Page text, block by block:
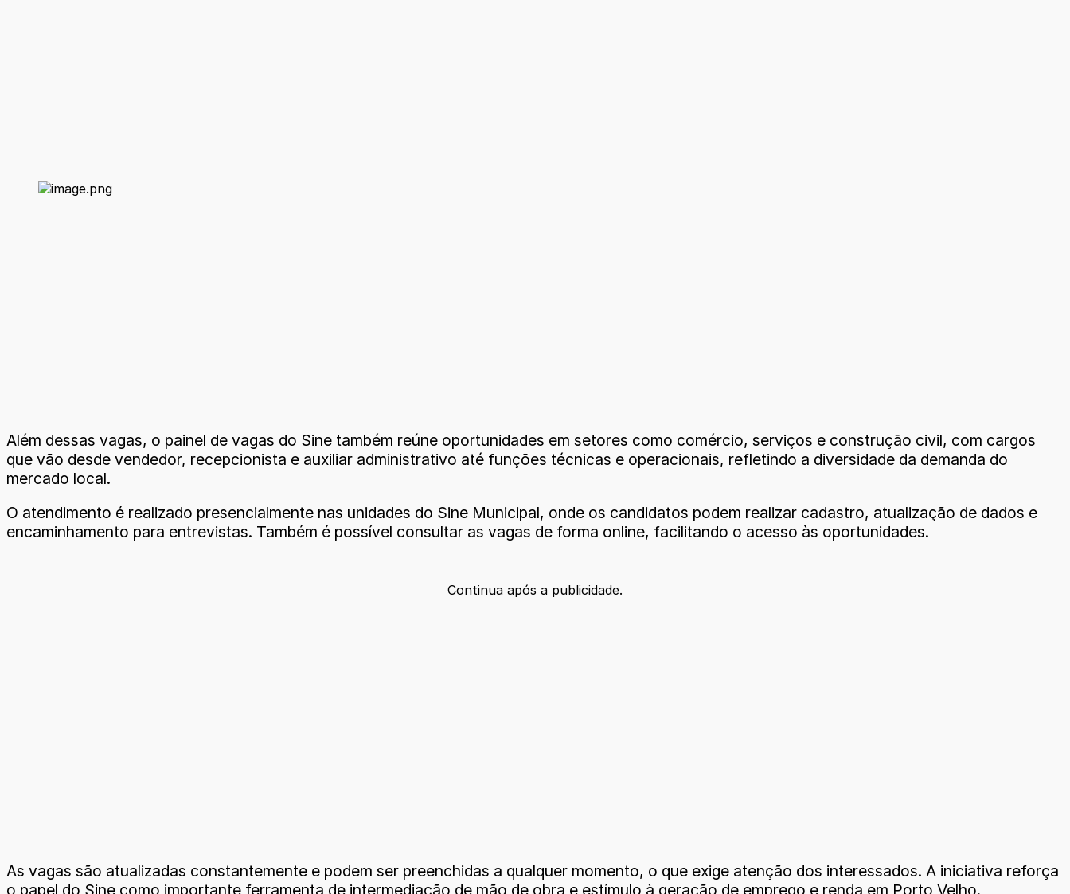
Além dessas vagas, o painel de vagas do Sine também reúne oportunidades em setores como comércio, serviços e construção civil, com cargos
que vão desde vendedor, recepcionista e auxiliar administrativo até funções técnicas e operacionais, refletindo a diversidade da demanda do
mercado local.
O atendimento é realizado presencialmente nas unidades do Sine Municipal, onde os candidatos podem realizar cadastro, atualização de dados e
encaminhamento para entrevistas. Também é possível consultar as vagas de forma online, facilitando o acesso às oportunidades.
Continua após a publicidade.
As vagas são atualizadas constantemente e podem ser preenchidas a qualquer momento, o que exige atenção dos interessados. A iniciativa reforça